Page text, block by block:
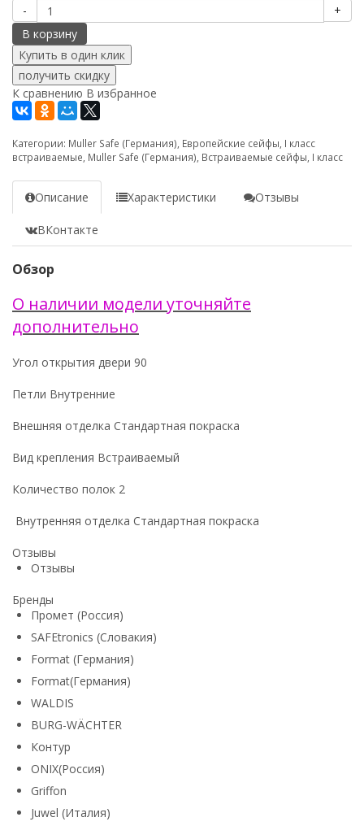
-
+
В корзину
получить скидку
К сравнению В избранное
Категории: Muller Safe (Германия), Европейские сейфы, I класс
встраиваемые, Muller Safe (Германия), Встраиваемые сейфы, I класс
Описание Характеристики Отзывы
ВКонтакте
Обзор
О наличии модели уточняйте
дополнительно
Угол открытия двери 90
Петли Внутренние
Внешняя отделка Стандартная покраска
Вид крепления Встраиваемый
Количество полок 2
Внутренняя отделка Стандартная покраска
Отзывы
Отзывы
Бренды
Промет (Россия)
SAFEtronics (Словакия)
Format (Германия)
Format(Германия)
WALDIS
BURG-WÄCHTER
Контур
ONIX(Россия)
Griffon
Juwel (Италия)